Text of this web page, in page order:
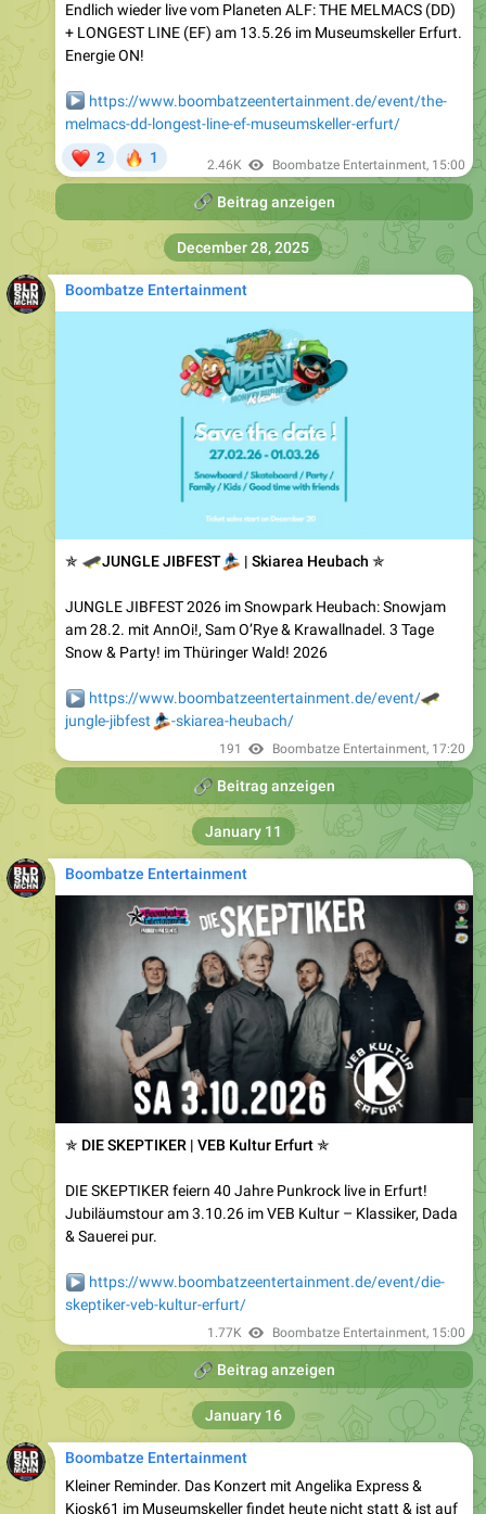
Endlich wieder live vom Planeten ALF: THE MELMACS (DD)
+ LONGEST LINE (EF) am 13.5.26 im Museumskeller Erfurt.
Energie ON!
https://www.boombatzeentertainment.de/event/the-
melmacs-dd-longest-line-ef-museumskeller-erfurt/
2 1 2.46K Boombatze Entertainment, 15:00
🔗Beitrag anzeigen
Boombatze Entertainment
✯ JUNGLE JIBFEST
🏂| Skiarea Heubach ✯
JUNGLE JIBFEST 2026 im Snowpark Heubach: Snowjam
am 28.2. mit AnnOi!, Sam O’Rye & Krawallnadel. 3 Tage
Snow & Party! im Thüringer Wald! 2026
https://www.boombatzeentertainment.de/event/
🛹
jungle-jibfest
🏂-skiarea-heubach/
191 Boombatze Entertainment, 17:20
🔗Beitrag anzeigen
December 28, 2025
Boombatze Entertainment
✯ DIE SKEPTIKER | VEB Kultur Erfurt ✯
DIE SKEPTIKER feiern 40 Jahre Punkrock live in Erfurt!
Jubiläumstour am 3.10.26 im VEB Kultur – Klassiker, Dada
& Sauerei pur.
https://www.boombatzeentertainment.de/event/die-
skeptiker-veb-kultur-erfurt/
1.77K Boombatze Entertainment, 15:00
🔗Beitrag anzeigen
January 11
Boombatze Entertainment
Kleiner Reminder. Das Konzert mit Angelika Express &
Kiosk61 im Museumskeller findet heute nicht statt & ist auf
January 16